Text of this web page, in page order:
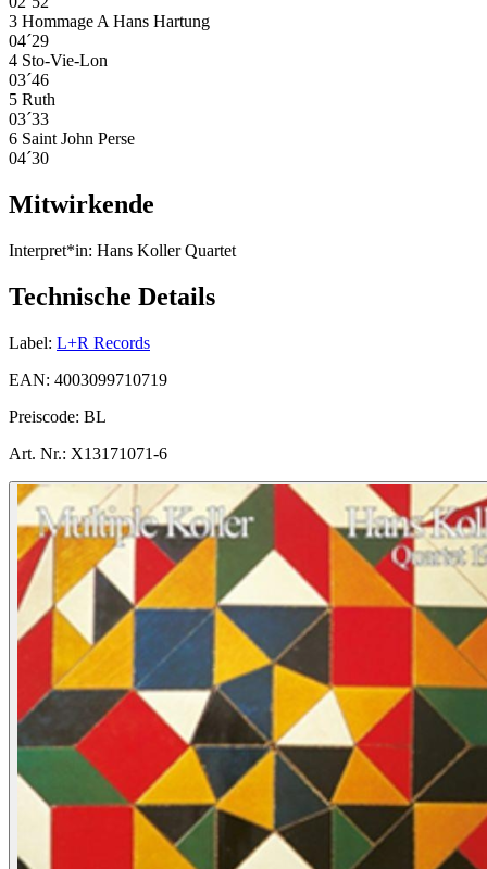
3 Hommage A Hans Hartung
04´29
4 Sto-Vie-Lon
03´46
5 Ruth
03´33
6 Saint John Perse
04´30
Mitwirkende
Interpret*in: Hans Koller Quartet
Technische Details
Label: L+R Records
EAN: 4003099710719
Preiscode: BL
Art. Nr.: X13171071-6